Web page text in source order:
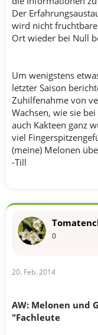
Der
wird nicht
Ort wieder bei Null
Um wenigstens
letzter Saison
Zuhilfenahme von
Wachsen, wie sie
auch Kakteen ganz
viel
(meine) Melonen
-Till
0
20. Feb. 2014
AW: Melonen und
"Fachleute